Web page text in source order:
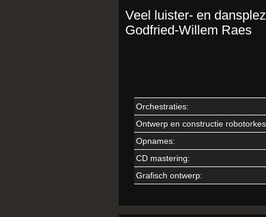
Veel luister- en
Godfried-Willem Raes
Orchestraties:
Ontwerp en constructie
Opnames:
CD mastering:
Grafisch ontwerp: